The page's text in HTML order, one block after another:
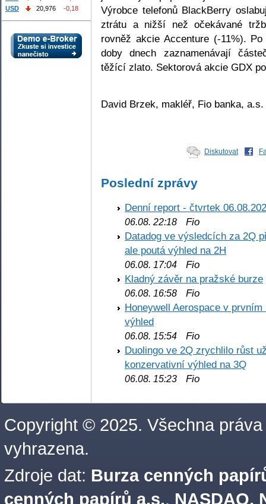
Výrobce telefonů BlackBerry
ztrátu a nižší než očekávané
rovněž akcie Accenture (-11%).
doby dnech zaznamenávají
těžící zlato. Sektorová akcie GDX
David Brzek, makléř, Fio banka, a.s.
Diskutovat
Poslední zprávy
Denní report - čtvrtek
06.08. 22:18 Fio
Datadog ve výsledcích za 2Q
ale poutá výhled na 2H
06.08. 17:04 Fio
Kladný závěr na pražské burze
06.08. 16:58 Fio
Honeywell Aerospace v
výhled
06.08. 15:54 Fio
Duolingo ve 2Q zrychlilo růst
konzervativní výhled na 3Q
06.08. 15:23 Fio
USD
20,976 -0,18
Copyright © 2025. Všechna práva
vyhrazena.
Zdroje dat: Burza cenných
cenných papírů a.s., NASDAQ,